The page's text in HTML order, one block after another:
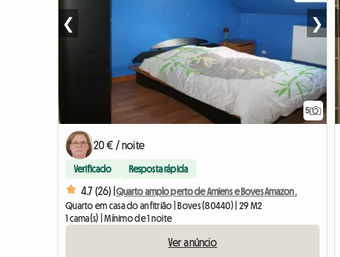
5
❮ ❯
20 € / noite
Verificado Resposta rápida
4.7 (26) | Quarto amplo perto de Amiens e Boves Amazon.
Quarto em casa do anfitrião | Boves (80440) | 29 M2
1 cama(s) | Mínimo de 1 noite
Ver anúncio